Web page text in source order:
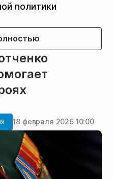
политики
18 февраля 2026 10:00